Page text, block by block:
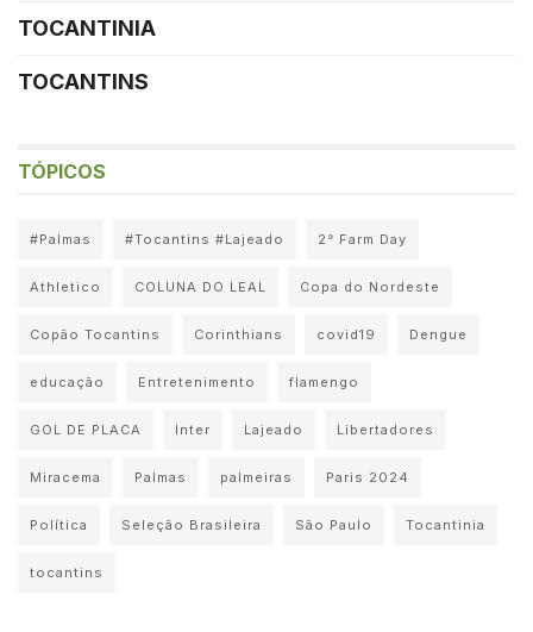
TOCANTINIA
TOCANTINS
TÓPICOS
#Palmas #Tocantins #Lajeado 2° Farm Day
Athletico COLUNA DO LEAL Copa do Nordeste
Copão Tocantins Corinthians covid19 Dengue
educação Entretenimento flamengo
GOL DE PLACA Inter Lajeado Libertadores
Miracema Palmas palmeiras Paris 2024
Política Seleção Brasileira São Paulo Tocantinia
tocantins